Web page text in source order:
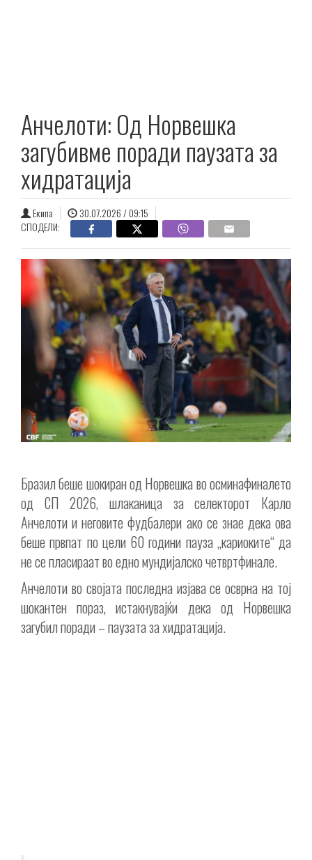
Анчелоти: Од Норвешка
загубивме поради паузата за
хидратација
Екипа
30.07.2026 / 09:15
СПОДЕЛИ:
Бразил беше шокиран од Норвешка во осминафиналето
од СП 2026, шлаканица за селекторот Карло
Анчелоти и неговите фудбалери ако се знае дека ова
беше првпат по цели 60 години пауза „кариоките“ да
не се пласираат во едно мундијалско четвртфинале.
Анчелоти во својата последна изјава се осврна на тој
шокантен пораз, истакнувајќи дека од Норвешка
загубил поради – паузата за хидратација.